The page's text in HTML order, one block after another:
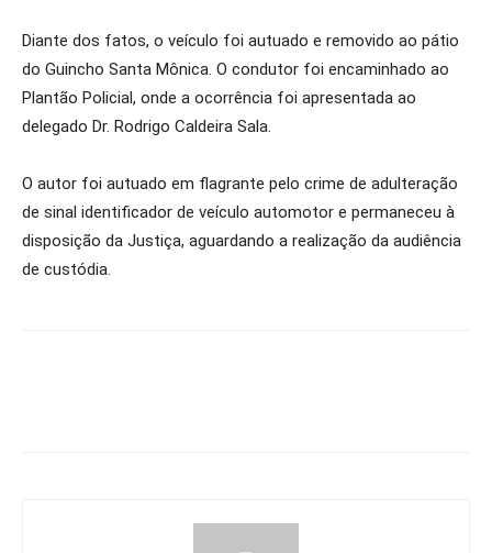
Diante dos fatos, o veículo foi autuado e removido ao pátio
do Guincho Santa Mônica. O condutor foi encaminhado ao
Plantão Policial, onde a ocorrência foi apresentada ao
delegado Dr. Rodrigo Caldeira Sala.
O autor foi autuado em flagrante pelo crime de adulteração
de sinal identificador de veículo automotor e permaneceu à
disposição da Justiça, aguardando a realização da audiência
de custódia.